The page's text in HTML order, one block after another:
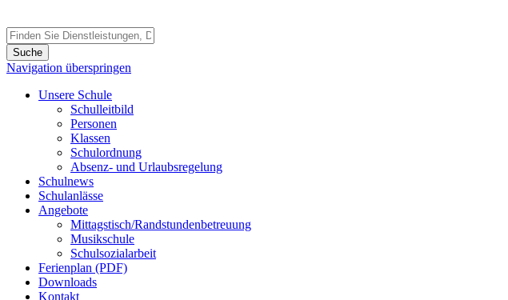
Suche
Navigation überspringen
Unsere Schule
Schulleitbild
Personen
Klassen
Schulordnung
Absenz- und Urlaubsregelung
Schulnews
Schulanlässe
Angebote
Mittagstisch/Randstundenbetreuung
Musikschule
Schulsozialarbeit
Ferienplan (PDF)
Downloads
Kontakt